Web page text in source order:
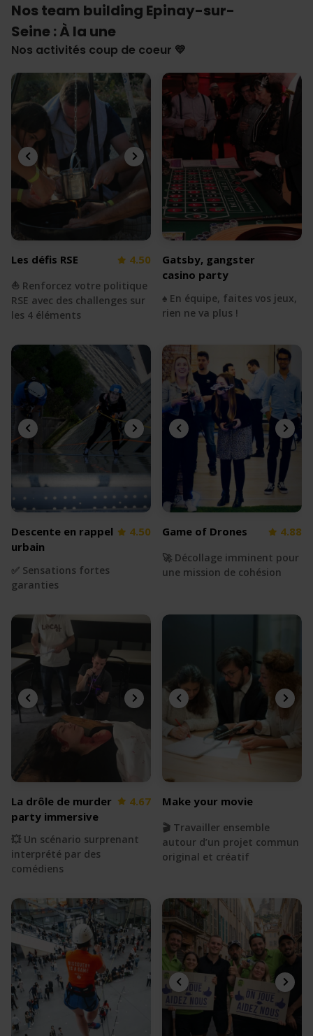
Nos team building Epinay-sur-
Seine : À la une
Nos activités coup de coeur 💛
Les défis RSE 4.50
⛵️ Renforcez votre politique
RSE avec des challenges sur
les 4 éléments
Gatsby, gangster
casino party
♠️ En équipe, faites vos jeux,
rien ne va plus !
Descente en rappel
urbain
4.50
✅ Sensations fortes
garanties
Game of Drones 4.88
🚀 Décollage imminent pour
une mission de cohésion
La drôle de murder
party immersive
4.67
💥 Un scénario surprenant
interprété par des
comédiens
Make your movie
🎬 Travailler ensemble
autour d’un projet commun
original et créatif